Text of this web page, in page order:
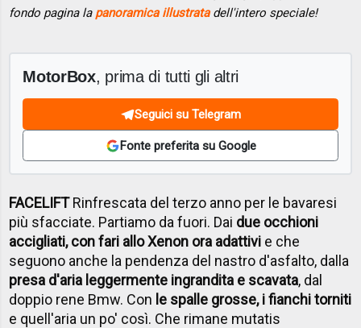
fondo pagina la panoramica illustratadell'intero speciale!
MotorBox, prima di tutti gli altri
Seguici su Telegram
Fonte preferita su Google
FACELIFTRinfrescata del terzo anno per le bavaresi
più sfacciate. Partiamo da fuori. Dai due occhioni
accigliati, con fari allo Xenon ora adattivi e che
seguono anche la pendenza del nastro d'asfalto, dalla
presa d'aria leggermente ingrandita e scavata, dal
doppio rene Bmw. Con le spalle grosse, i fianchi torniti
e quell'aria un po' così. Che rimane mutatis